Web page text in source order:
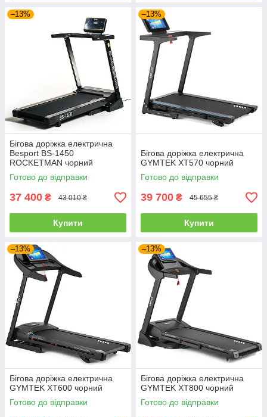
–13%
Бігова доріжка електрична
Besport BS-1450
ROCKETMAN чорний
Готово до відправки
37 400 ₴ 43 010 ₴
Купити
–13%
Бігова доріжка електрична
GYMTEK XT570 чорний
Готово до відправки
39 700 ₴ 45 655 ₴
Купити
–13%
Бігова доріжка електрична
GYMTEK XT600 чорний
Готово до відправки
–13%
Бігова доріжка електрична
GYMTEK XT800 чорний
Готово до відправки